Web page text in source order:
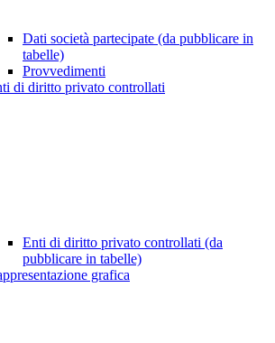
Dati società partecipate (da pubblicare in
tabelle)
Provvedimenti
di diritto privato controllati
Enti di diritto privato controllati (da
pubblicare in tabelle)
grafica